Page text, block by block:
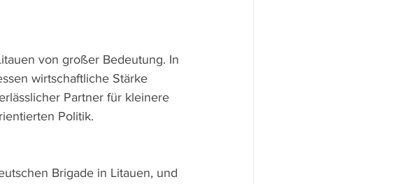
von großer Bedeutung. In
wirtschaftliche Stärke
Partner für kleinere
Politik.
Brigade in Litauen, und